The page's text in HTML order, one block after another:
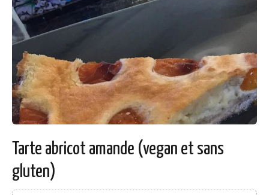
Tarte abricot amande (vegan et sans
gluten)